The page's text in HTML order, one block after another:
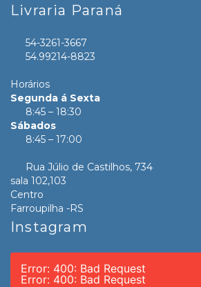
Livraria Paraná
54-3261-3667
54.99214-8823
Horários
Segunda á Sexta
8:45 – 18:30
Sábados
8:45 – 17:00
Rua Júlio de Castilhos, 734
sala 102,103
Centro
Farroupilha -RS
Instagram
Error: 400: Bad Request
Error: 400: Bad Request